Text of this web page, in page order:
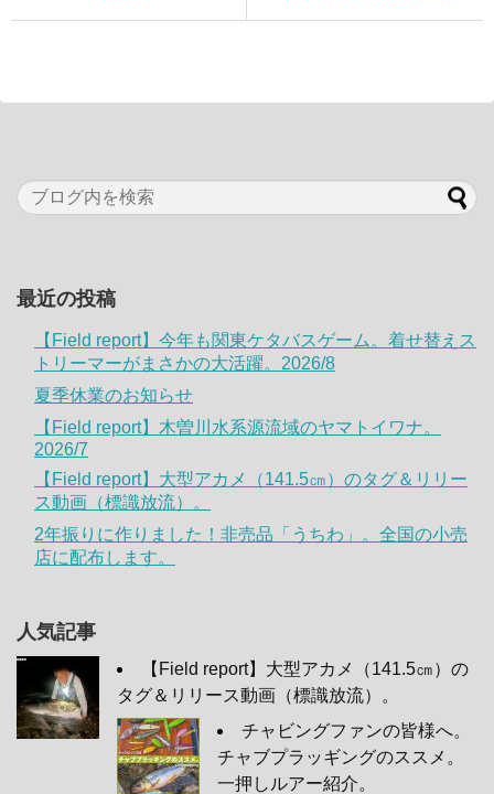
最近の投稿
【Field report】今年も関東ケタバスゲーム。着せ替えス
トリーマーがまさかの大活躍。2026/8
夏季休業のお知らせ
【Field report】木曽川水系源流域のヤマトイワナ。
2026/7
【Field report】大型アカメ（141.5㎝）のタグ＆リリー
ス動画（標識放流）。
2年振りに作りました！非売品「うちわ」。全国の小売
店に配布します。
人気記事
【Field report】大型アカメ（141.5㎝）の
タグ＆リリース動画（標識放流）。
チャビングファンの皆様へ。
チャブプラッギングのススメ。
一押しルアー紹介。